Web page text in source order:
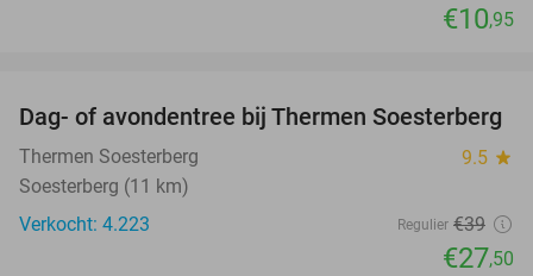
€10,95
29%
Dag- of avondentree bij Thermen Soesterberg
Thermen Soesterberg 9.5 star
Soesterberg (11 km)
Verkocht: 4.223
Regulier €39
€27,50